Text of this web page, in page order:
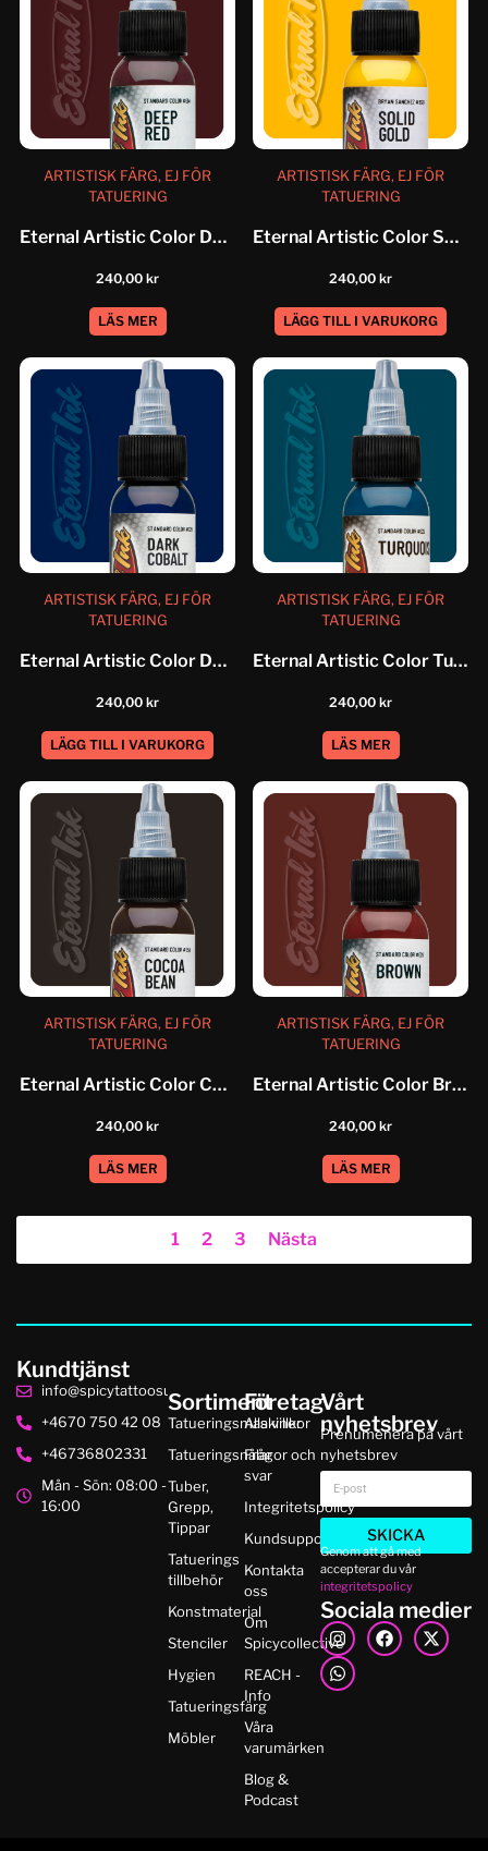
ARTISTISK FÄRG, EJ FÖR
TATUERING
Eternal Artistic Color Deep Red
240,00 kr
LÄS MER
ARTISTISK FÄRG, EJ FÖR
TATUERING
Eternal Artistic Color Solid Gold
240,00 kr
LÄGG TILL I VARUKORG
ARTISTISK FÄRG, EJ FÖR
TATUERING
Eternal Artistic Color Dark Cobalt
240,00 kr
LÄGG TILL I VARUKORG
ARTISTISK FÄRG, EJ FÖR
TATUERING
Eternal Artistic Color Turqouise
240,00 kr
LÄS MER
ARTISTISK FÄRG, EJ FÖR
TATUERING
Eternal Artistic Color Cocoa Bean
240,00 kr
LÄS MER
ARTISTISK FÄRG, EJ FÖR
TATUERING
Eternal Artistic Color Brown
240,00 kr
LÄS MER
1 2 3 Nästa
Kundtjänst
info@spicytattoosupplies.se
+4670 750 42 08
+46736802331
Mån - Sön: 08:00 -
16:00
Sortiment
Tatueringsmaskiner
Tatueringsnålar
Tuber,
Grepp,
Tippar
Tatuerings
tillbehör
Konstmaterial
Stenciler
Hygien
Tatueringsfärg
Möbler
Företag
Alla villkor
Frågor och
svar
Integritetspolicy
Kundsupport
Kontakta
oss
Om
Spicycollective
REACH -
Info
Våra
varumärken
Blog &
Podcast
Vårt
nyhetsbrev
Prenumenera på vårt
nyhetsbrev
SKICKA
Genom att gå med
accepterar du vår
integritetspolicy
Sociala medier